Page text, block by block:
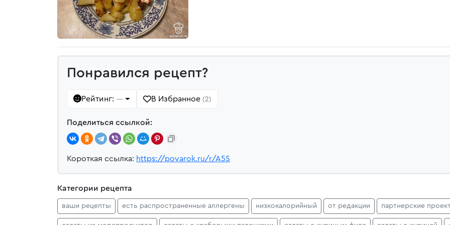
Понравился рецепт?
Рейтинг: — В Избранное (2)
Поделиться ссылкой:
Короткая ссылка: https://povarok.ru/r/A5S
Категории рецепта
ваши рецепты есть распространенные аллергены низкокалорийный от редакции партнерские